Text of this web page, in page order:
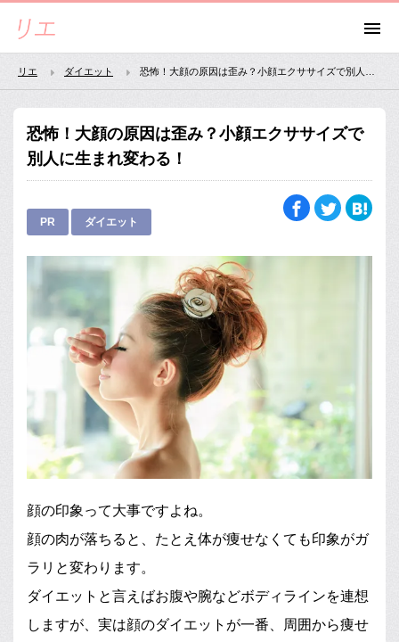
リエ ダイエット
恐怖！大顔の原因は歪み？小顔エクササイズで
別人に生まれ変わる！
PR ダイエット
顔の印象って大事ですよね。
顔の肉が落ちると、たとえ体が痩せなくても印象がガ
ラリと変わります。
ダイエットと言えばお腹や腕などボディラインを連想
しますが、実は顔のダイエットが一番、周囲から痩せ